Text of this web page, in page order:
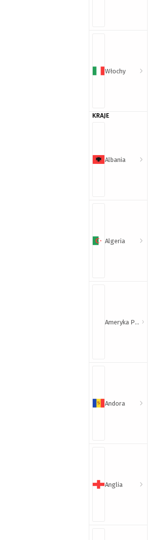
Włochy
KRAJE
Albania
Algeria
Ameryka Północna i Południowa
Andora
Anglia